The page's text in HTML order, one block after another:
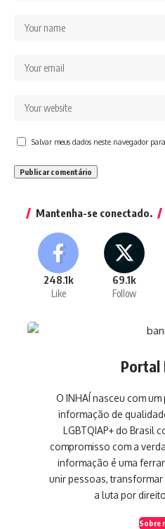
Salvar meus dados neste navegador
Mantenha-se conectado.
248.1k
Like
69.1k
Follow
Portal
O INHAÍ nasceu com
informação de
LGBTQIAP+ do Brasil
compromisso com a
informação é uma
unir pessoas,
a luta por
Sobre